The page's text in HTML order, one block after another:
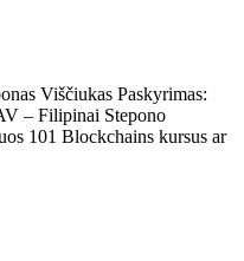
Viščiukas Paskyrimas:
– Filipinai Stepono
101 Blockchains kursus ar